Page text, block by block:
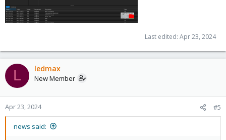
Last edited: Apr 23, 2024
L ledmax
New Member
Apr 23, 2024 #5
news said: